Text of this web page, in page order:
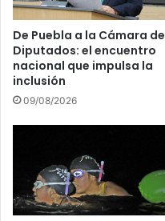
De Puebla a la Cámara de
Diputados: el encuentro
nacional que impulsa la
inclusión
09/08/2026